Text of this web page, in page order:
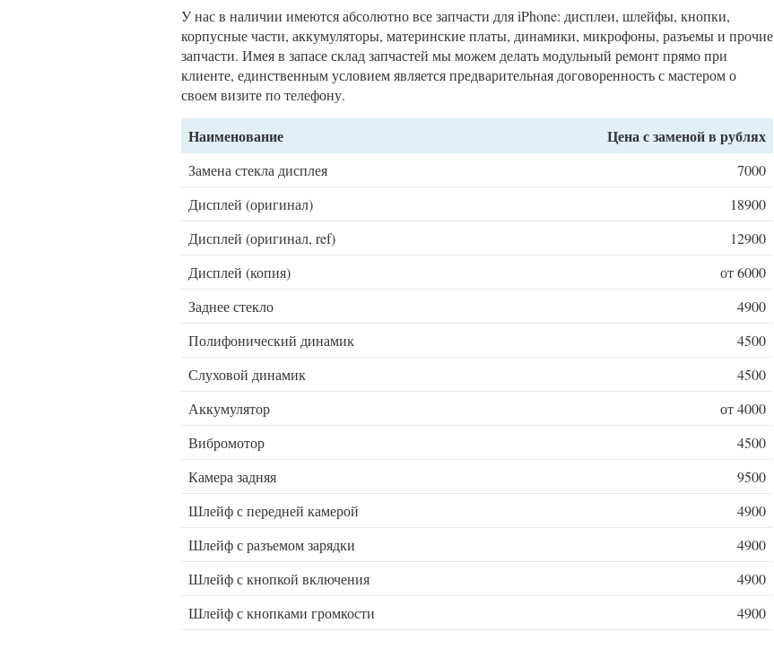
У нас в наличии имеются абсолютно все запчасти для iPhone: дисплеи, шлейфы, кнопки,
корпусные части, аккумуляторы, материнские платы, динамики, микрофоны, разъемы и прочие
запчасти. Имея в запасе склад запчастей мы можем делать модульный ремонт прямо при
клиенте, единственным условием является предварительная договоренность с мастером о
своем визите по телефону.
Наименование Цена с заменой в рублях
Замена стекла дисплея
7000
Дисплей (оригинал)
18900
Дисплей (оригинал, ref)
12900
Дисплей (копия)
от 6000
Заднее стекло
4900
Полифонический динамик
4500
Слуховой динамик
4500
Аккумулятор
от 4000
Вибромотор
4500
Камера задняя
9500
Шлейф с передней камерой
4900
Шлейф с разъемом зарядки
4900
Шлейф с кнопкой включения
4900
Шлейф с кнопками громкости
4900